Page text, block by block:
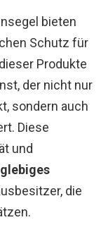
bieten
Schutz für
Produkte
der nicht nur
sondern auch
Diese
und
die